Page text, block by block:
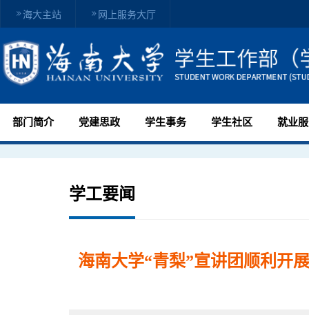
海大主站 网上服务大厅
部门简介 党建思政 学生事务 学生社区 就业
学工要闻
海南大学“青梨”宣讲团顺利开